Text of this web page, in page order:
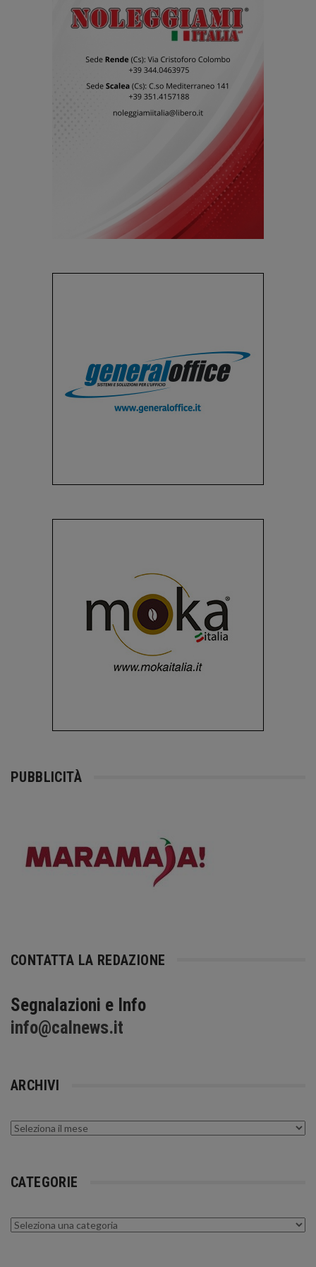
PUBBLICITÀ
CONTATTA LA REDAZIONE
Segnalazioni e Info
info@calnews.it
ARCHIVI
Archivi
CATEGORIE
Categorie